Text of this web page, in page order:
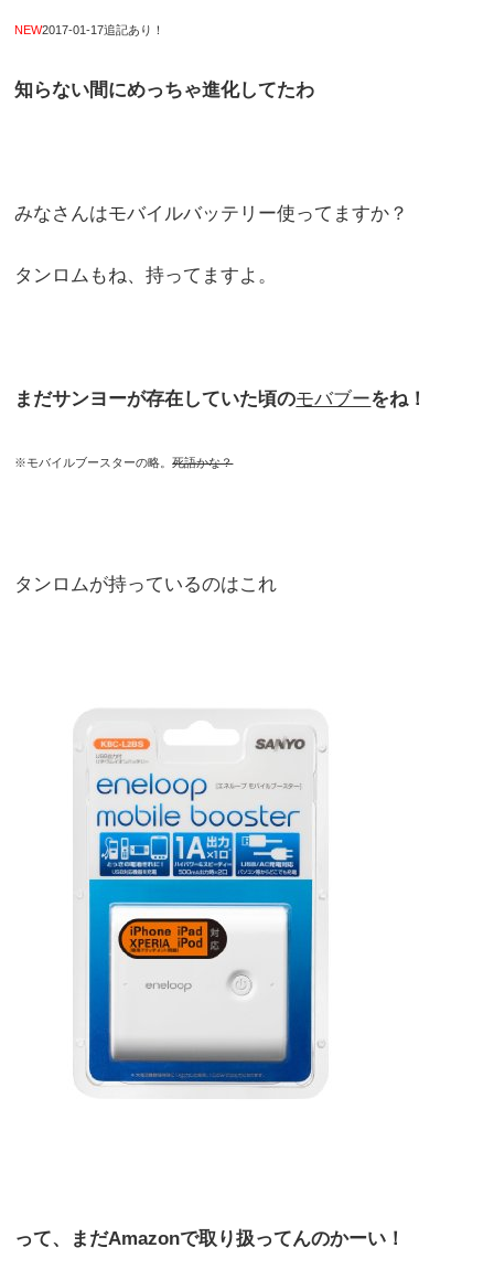
NEW2017-01-17追記あり！
知らない間にめっちゃ進化してたわ
みなさんはモバイルバッテリー使ってますか？
タンロムもね、持ってますよ。
まだサンヨーが存在していた頃のモバブーをね！
※モバイルブースターの略。死語かな？
タンロムが持っているのはこれ
って、まだAmazonで取り扱ってんのかーい！